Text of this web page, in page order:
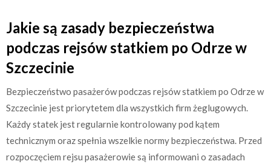
Jakie są zasady bezpieczeństwa
podczas rejsów statkiem po Odrze w
Szczecinie
Bezpieczeństwo pasażerów podczas rejsów statkiem po Odrze w
Szczecinie jest priorytetem dla wszystkich firm żeglugowych.
Każdy statek jest regularnie kontrolowany pod kątem
technicznym oraz spełnia wszelkie normy bezpieczeństwa. Przed
rozpoczęciem rejsu pasażerowie są informowani o zasadach